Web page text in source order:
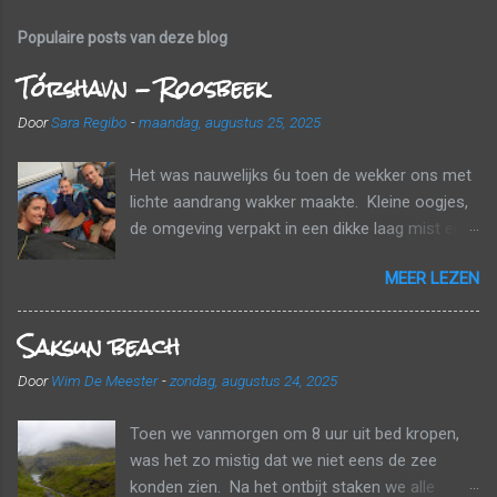
Populaire posts van deze blog
Tórshavn - Roosbeek
DoorSara Regibo -maandag, augustus 25, 2025
Het was nauwelijks 6u toen de wekker ons met
lichte aandrang wakker maakte. Kleine oogjes,
de omgeving verpakt in een dikke laag mist en
echt ontbijt was het nog te vroeg, maar we
kregen wel elk nog een papieren zak mee met
een banaan, een croissant en een fruitsapje.
Tussen de wolken en de mist probeerden we
onderweg nog zo veel mogelijk van het
tankbeurt, de huurauto inleveren en dan gaan
aanschuiven. De luchthaven bestaat uit één
MEER LEZEN
Saksun beach
DoorWim De Meester -zondag, augustus 24, 2025
Toen we vanmorgen om 8 uur uit bed kropen,
was het zo mistig dat we niet eens de zee
konden zien. Na het ontbijt staken we alle